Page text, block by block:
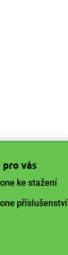
vás
ke stažení
příslušenství